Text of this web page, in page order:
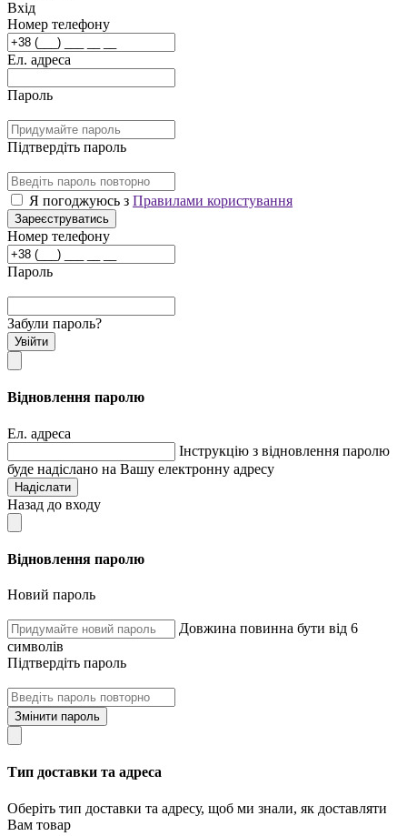
Вхід
Номер телефону
Ел. адреса
Пароль
Підтвердіть пароль
Я погоджуюсь з Правилами користування
Зареєструватись
Номер телефону
Пароль
Забули пароль?
Увійти
Відновлення паролю
Ел. адреса
Інструкцію з відновлення паролю
буде надіслано на Вашу електронну адресу
Надіслати
Назад до входу
Відновлення паролю
Новий пароль
Довжина повинна бути від 6
символів
Підтвердіть пароль
Змінити пароль
Тип доставки та адреса
Оберіть тип доставки та адресу, щоб ми знали, як доставляти
Вам товар